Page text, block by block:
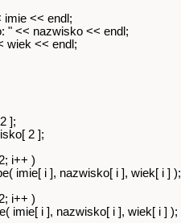
imie << endl;
" << nazwisko << endl;
wiek << endl;
];
2 ];
i++ )
i ], nazwisko[ i ], wiek[ i ] );
i++ )
i ], nazwisko[ i ], wiek[ i ] );